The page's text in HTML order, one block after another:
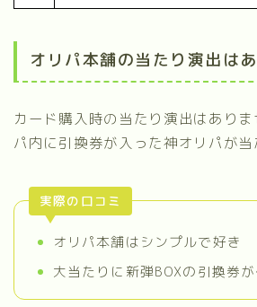
オリパ本舗の当たり演出は
カード購入時の当たり演出はあり
パ内に引換券が入った神オリパが当
実際の口コミ
オリパ本舗はシンプルで好き
大当たりに新弾BOXの引換券が